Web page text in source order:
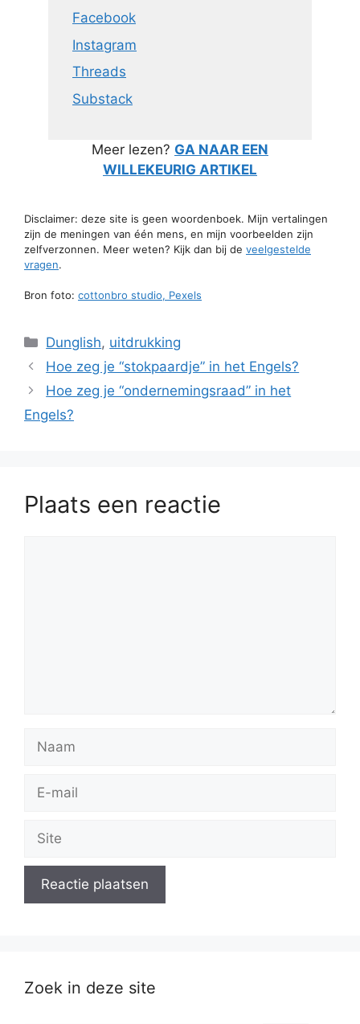
Facebook
Instagram
Threads
Substack
Meer lezen? GA NAAR EEN
WILLEKEURIG ARTIKEL
Disclaimer: deze site is geen woordenboek. Mijn vertalingen
zijn de meningen van één mens, en mijn voorbeelden zijn
zelfverzonnen. Meer weten? Kijk dan bij de veelgestelde
vragen.
Bron foto: cottonbro studio, Pexels
Categorieën
Dunglish, uitdrukking
Hoe zeg je “stokpaardje” in het Engels?
Hoe zeg je “ondernemingsraad” in het
Engels?
Plaats een reactie
Naam
Site
Zoek in deze site